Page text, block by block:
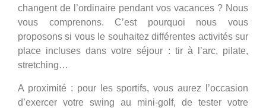
changent de l’ordinaire pendant vos vacances ? Nous
vous comprenons. C’est pourquoi nous vous
proposons si vous le souhaitez différentes activités sur
place incluses dans votre séjour : tir à l’arc, pilate,
stretching…
A proximité : pour les sportifs, vous aurez l’occasion
d’exercer votre swing au mini-golf, de tester votre